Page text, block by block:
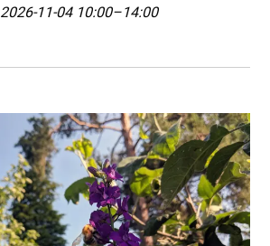
2026-11-04 10:00–14:00